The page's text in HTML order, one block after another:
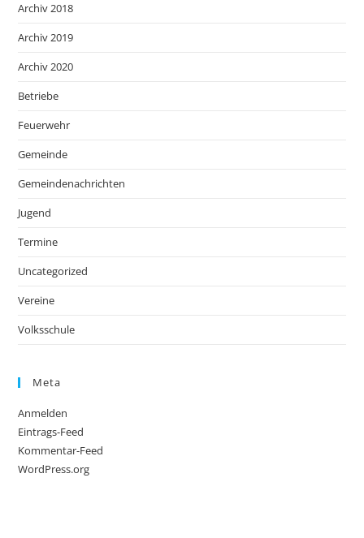
Archiv 2018
Archiv 2019
Archiv 2020
Betriebe
Feuerwehr
Gemeinde
Gemeindenachrichten
Jugend
Termine
Uncategorized
Vereine
Volksschule
Meta
Anmelden
Eintrags-Feed
Kommentar-Feed
WordPress.org